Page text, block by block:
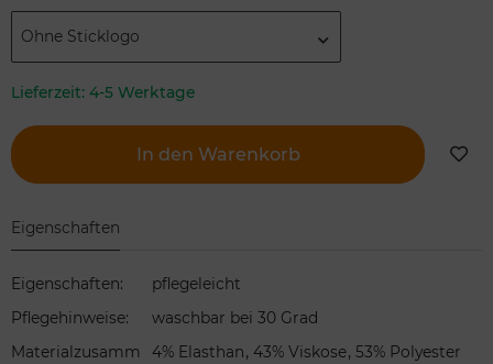
Ohne Sticklogo
Lieferzeit: 4-5 Werktage
In den Warenkorb
Eigenschaften
Eigenschaften:
pflegeleicht
Pflegehinweise:
waschbar bei 30 Grad
Materialzusamm
4% Elasthan, 43% Viskose, 53% Polyester